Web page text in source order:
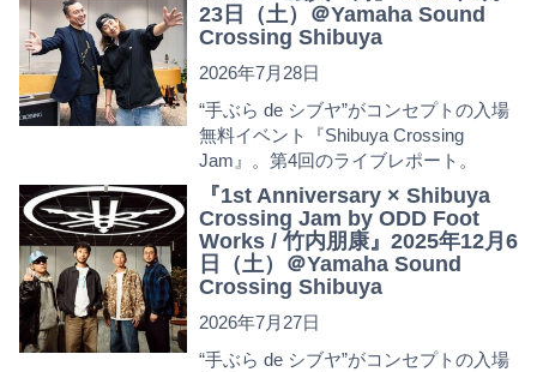
23日（土）＠Yamaha Sound
Crossing Shibuya
2026年7月28日
“手ぶら de シブヤ”がコンセプトの入場
無料イベント『Shibuya Crossing
Jam』。第4回のライブレポート。
『1st Anniversary × Shibuya
Crossing Jam by ODD Foot
Works / 竹内朋康』2025年12月6
日（土）＠Yamaha Sound
Crossing Shibuya
2026年7月27日
“手ぶら de シブヤ”がコンセプトの入場